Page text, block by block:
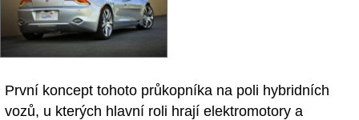
První koncept tohoto průkopníka na poli hybridních
vozů, u kterých hlavní roli hrají elektromotory a